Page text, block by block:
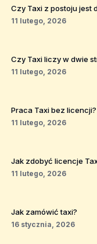
Czy Taxi z postoju jest
11 lutego, 2026
Czy Taxi liczy w dwie
11 lutego, 2026
Praca Taxi bez licencji?
11 lutego, 2026
Jak zdobyć licencje
11 lutego, 2026
Jak zamówić taxi?
16 stycznia, 2026